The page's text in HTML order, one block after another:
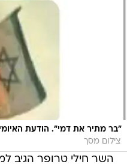
"בר מתיר את דמי". הודעת
צילום מסך
השר חילי טרופר הגיב